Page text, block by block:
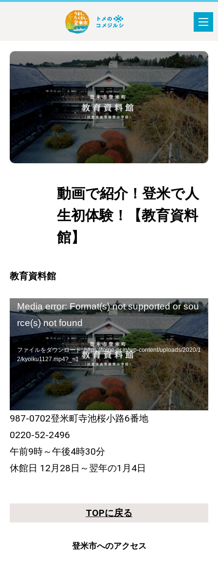
動画で紹介！登米で人
生初体験！【教育資料
館】
教育資料館
動
画
プ
レ
ー
ー
Media error: Format(s) not supported or sou
rce(s) not found
ファイルをダウンロード: https://tome-pr.jp/wp-content/uploads/2020/1
2/kyoiku1127.mp4?_=1
987-0702登米町寺池桜小路6番地
0220-52-2496
午前9時～午後4時30分
休館日 12月28日～翌年の1月4日
TOPに戻る
登米市へのアクセス